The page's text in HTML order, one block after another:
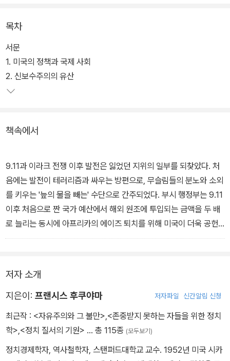
다. 또한 변화무쌍한 세계 속에서 초강대국으로서의 입지와 권리를
유지하기 위해서는 미국 스스로 혁신이 필요하며, 그 방법으로 'Soft
Power'와 '다다자주의(multi-multilateralism)'을 제안한다.
세계의 민주주의와 경제 발전을 위해 미국이 맡아야 할 역할에 대한
목차
서문
1. 미국의 정책과 국제 사회
2. 신보수주의의 유산
책속에서
9.11과 이라크 전쟁 이후 발전은 잃었던 지위의 일부를 되찾았다. 처
음에는 발전이 테러리즘과 싸우는 방편으로, 무슬림들의 분노와 소외
를 키우는 '늪의 물을 빼는' 수단으로 간주되었다. 부시 행정부는 9.11
이후 처음으로 짠 국가 예산에서 해외 원조에 투입되는 금액을 두 배
로 늘리는 동시에 아프리카의 에이즈 퇴치를 위해 미국이 더욱 공헌
할 것을 제안했다.
건이 실제 전투보다 중요성이 떨어지는 부수적인 활동이 아니라, 애
석한 일이지만 자체적인 요건과 논리를 가진 활동이라는 사실을 인정
했다. 부시 대통령이 두 번째 취임식을 가질 무렵 발전의 정치적 측면
인 민주주의 증진은 적어도 수사적으로나마 미국 대외 정책에서 중심
저자 소개
지은이: 프랜시스 후쿠야마 저자파일 신간알림 신청
최근작 : <자유주의와 그 불만>,<존중받지 못하는 자들을 위한 정치
학>,<정치 질서의 기원> … 총 115종 (모두보기)
정치경제학자, 역사철학자, 스탠퍼드대학교 교수. 1952년 미국 시카